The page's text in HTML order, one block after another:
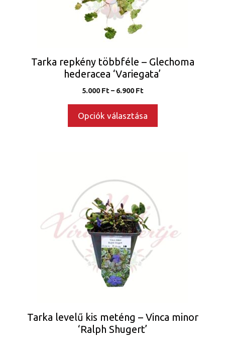
Tarka repkény többféle – Glechoma
hederacea ‘Variegata’
5.000Ft – 6.900FtÁrtartomány:
6.900 Ft
Opciók választása
Tarka levelű kis meténg – Vinca minor
‘Ralph Shugert’